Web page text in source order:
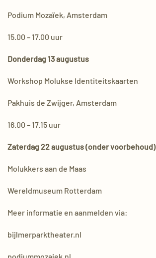
Podium Mozaïek, Amsterdam
15.00 – 17.00 uur
Donderdag 13 augustus
Workshop Molukse Identiteitskaarten
Pakhuis de Zwijger, Amsterdam
16.00 – 17.15 uur
Zaterdag 22 augustus (onder voorbehoud)
Molukkers aan de Maas
Wereldmuseum Rotterdam
Meer informatie en aanmelden via:
bijlmerparktheater.nl